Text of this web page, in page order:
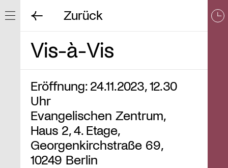
Navigation ein/ausblenden
Zurück
Vis-à-Vis
Eröffnung: 24.11.2023, 12.30
Uhr
Evangelischen Zentrum,
Haus 2, 4. Etage,
Georgenkirchstraße 69,
10249 Berlin